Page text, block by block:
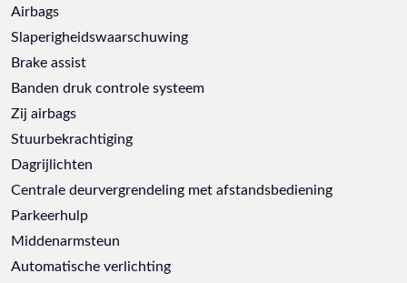
Airbags
Slaperigheidswaarschuwing
Brake assist
Banden druk controle systeem
Zij airbags
Stuurbekrachtiging
Dagrijlichten
Centrale deurvergrendeling met afstandsbediening
Parkeerhulp
Middenarmsteun
Automatische verlichting